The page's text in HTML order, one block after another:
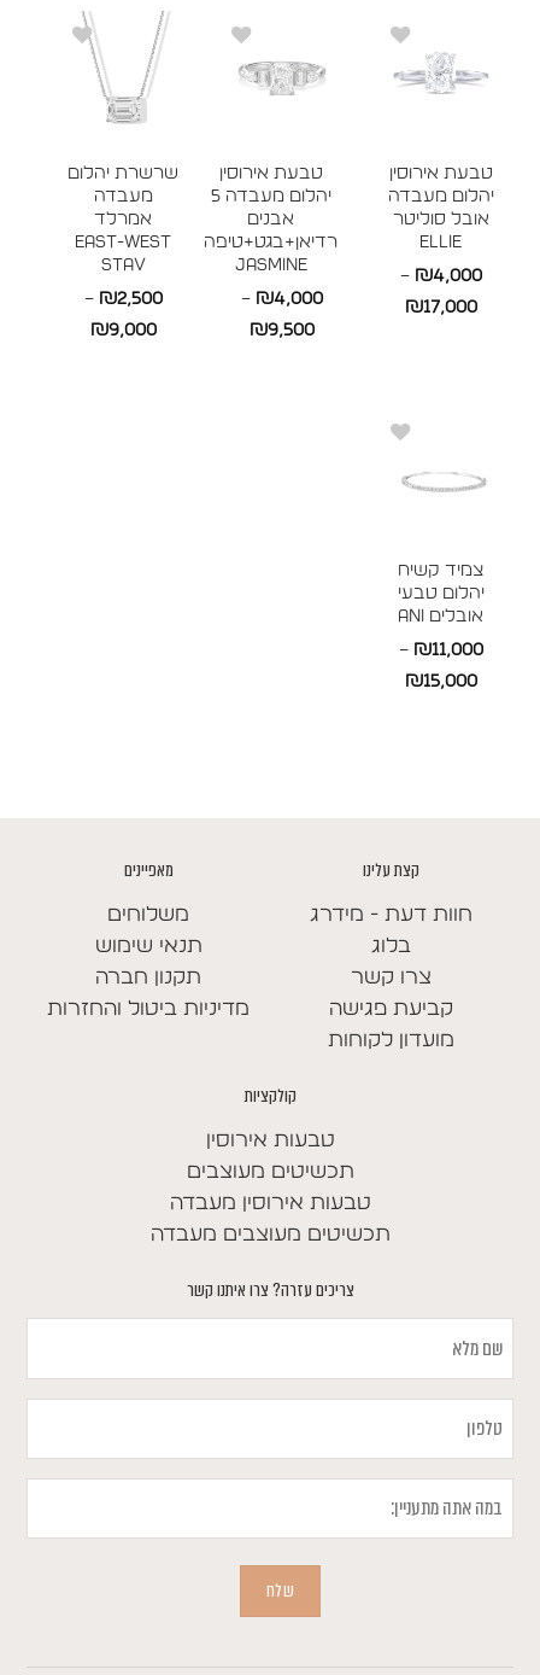
טבעת אירוסין
יהלום מעבדה
אובל סוליטר
ELLIE
₪4,000
–
₪17,000
טבעת אירוסין
יהלום מעבדה 5
אבנים
רדיאן+בגט+טיפה
JASMINE
₪4,000
–
₪9,500
שרשרת יהלום
מעבדה
אמרלד
East-West
STAV
₪2,500
–
₪9,000
צמיד קשיח
יהלום טבעי
אובלים ANI
₪11,000
–
₪15,000
קצת עלינו
חוות דעת - מידרג
בלוג
צרו קשר
קביעת פגישה
מועדון לקוחות
מאפיינים
משלוחים
תנאי שימוש
תקנון חברה
מדיניות ביטול והחזרות
קולקציות
טבעות אירוסין
תכשיטים מעוצבים
טבעות אירוסין מעבדה
תכשיטים מעוצבים מעבדה
צריכים עזרה? צרו איתנו קשר
מלא
טלפון
אתה
שלח